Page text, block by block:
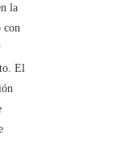
la
con
El